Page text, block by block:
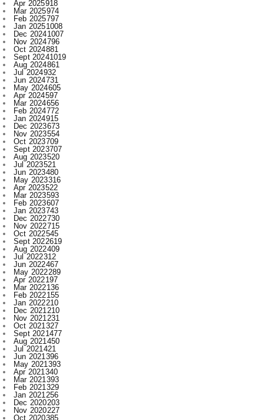
Nov 2024796
Oct 2024881
Sept 20241019
Aug 2024861
Jul 2024932
Jun 2024731
May 2024605
Apr 2024597
Mar 2024656
Feb 2024772
Jan 2024915
Dec 2023673
Nov 2023554
Oct 2023709
Sept 2023707
Aug 2023520
Jul 2023521
Jun 2023480
May 2023316
Apr 2023522
Mar 2023593
Feb 2023607
Jan 2023743
Dec 2022730
Nov 2022715
Oct 2022545
Sept 2022619
Aug 2022409
Jul 2022312
Jun 2022467
May 2022289
Apr 2022197
Mar 2022136
Feb 2022155
Jan 2022210
Dec 2021210
Nov 2021231
Oct 2021327
Sept 2021477
Aug 2021450
Jul 2021421
Jun 2021396
May 2021393
Apr 2021340
Mar 2021393
Feb 2021329
Jan 2021256
Dec 2020203
Nov 2020227
Oct 2020385
Sept 2020533
Aug 2020284
Jul 2020166
Jun 20201